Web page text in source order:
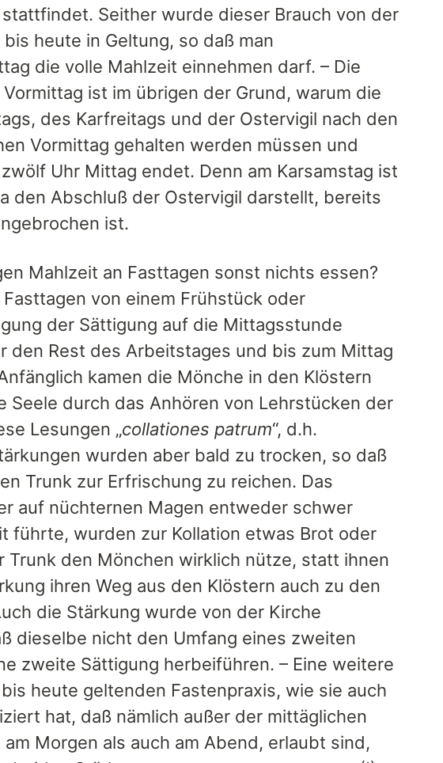
Seither wurde dieser Brauch von der
heute in Geltung, so daß man
die volle Mahlzeit einnehmen darf. – Die
ist im übrigen der Grund, warum die
des Karfreitags und der Ostervigil nach den
Vormittag gehalten werden müssen und
Uhr Mittag endet. Denn am Karsamstag ist
den Abschluß der Ostervigil darstellt, bereits
ist.
Mahlzeit an Fasttagen sonst nichts essen?
von einem Frühstück oder
der Sättigung auf die Mittagsstunde
den Rest des Arbeitstages und bis zum Mittag
kamen die Mönche in den Klöstern
durch das Anhören von Lehrstücken der
Lesungen „collationes patrum“, d.h.
wurden aber bald zu trocken, so daß
Trunk zur Erfrischung zu reichen. Das
auf nüchternen Magen entweder schwer
führte, wurden zur Kollation etwas Brot oder
den Mönchen wirklich nütze, statt ihnen
ihren Weg aus den Klöstern auch zu den
die Stärkung wurde von der Kirche
dieselbe nicht den Umfang eines zweiten
zweite Sättigung herbeiführen. – Eine weitere
heute geltenden Fastenpraxis, wie sie auch
hat, daß nämlich außer der mittäglichen
Morgen als auch am Abend, erlaubt sind,